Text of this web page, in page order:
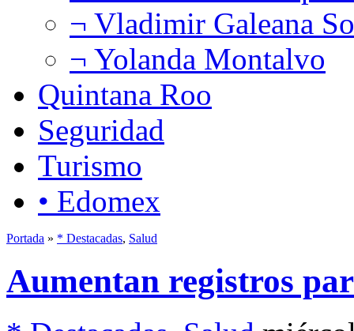
¬ Vladimir Galeana
¬ Yolanda Montalvo
Quintana Roo
Seguridad
Turismo
• Edomex
Portada » * Destacadas, Salud
Aumentan registros